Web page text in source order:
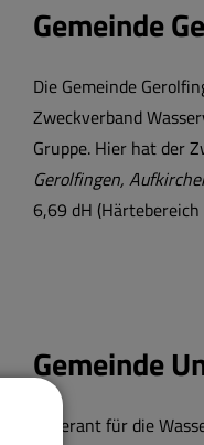
Gemeinde
Die Gemeinde
Zweckverband
Gruppe. Hier hat der
Gerolfingen,
6,69 dH
Gemeinde
Lieferant für die